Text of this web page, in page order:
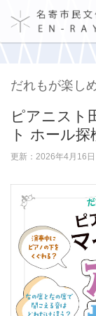
だれもが楽し
ピアニスト
ト ホール探
更新：2026年4月16日